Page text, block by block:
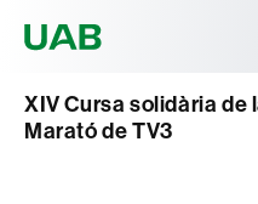
XIV Cursa solidària de
Marató de TV3